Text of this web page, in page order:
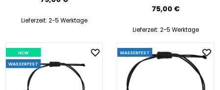
Lieferzeit: 2-5 Werktage
75,00 €
Lieferzeit: 2-5 Werktage
NEW
WASSERFEST
WASSERFEST